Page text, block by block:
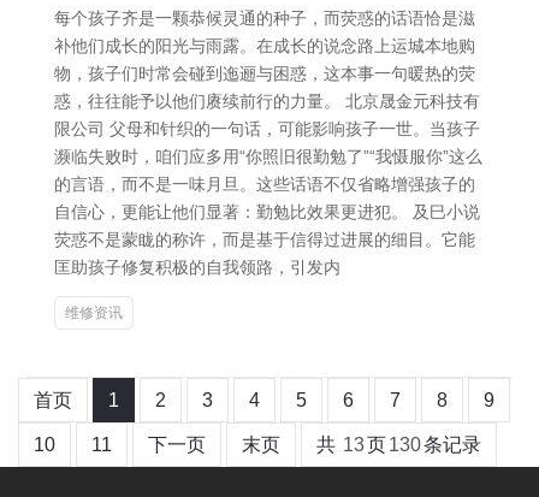
每个孩子齐是一颗恭候灵通的种子，而荧惑的话语恰是滋
补他们成长的阳光与雨露。在成长的说念路上运城本地购
物，孩子们时常会碰到迤逦与困惑，这本事一句暖热的荧
惑，往往能予以他们赓续前行的力量。 北京晟金元科技有
限公司 父母和针织的一句话，可能影响孩子一世。当孩子
濒临失败时，咱们应多用“你照旧很勤勉了”“我慑服你”这么
的言语，而不是一味月旦。这些话语不仅省略增强孩子的
自信心，更能让他们显著：勤勉比效果更进犯。 及巳小说
荧惑不是蒙眬的称许，而是基于信得过进展的细目。它能
匡助孩子修复积极的自我领路，引发内
维修资讯
首页 1 2 3 4 5 6 7 8 9
10 11 下一页 末页 共 13页130条记录